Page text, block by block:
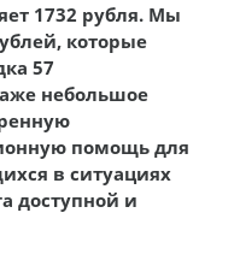
1732 рубля. Мы
которые
57
небольшое
помощь для
в ситуациях
доступной и